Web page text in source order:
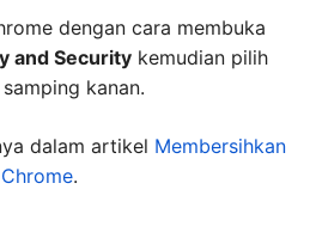
dengan cara membuka
and Security kemudian pilih
kanan.
dalam artikel Membersihkan
.